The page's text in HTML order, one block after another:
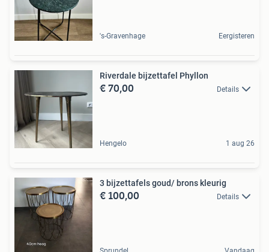
's-Gravenhage Eergisteren
Riverdale bijzettafel Phyllon
€ 70,00 Details
Hengelo 1 aug 26
3 bijzettafels goud/ brons kleurig
€ 100,00 Details